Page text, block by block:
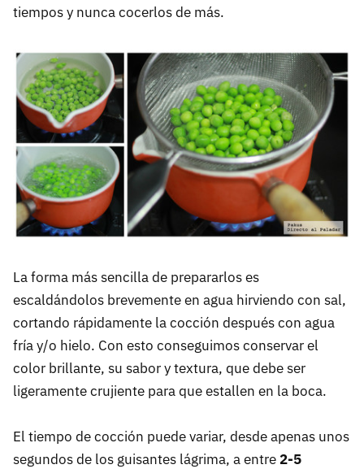
tiempos y nunca cocerlos de más.
La forma más sencilla de prepararlos es
escaldándolos brevemente en agua hirviendo con sal,
cortando rápidamente la cocción después con agua
fría y/o hielo. Con esto conseguimos conservar el
color brillante, su sabor y textura, que debe ser
ligeramente crujiente para que estallen en la boca.
El tiempo de cocción puede variar, desde apenas unos
segundos de los guisantes lágrima, a entre 2-5